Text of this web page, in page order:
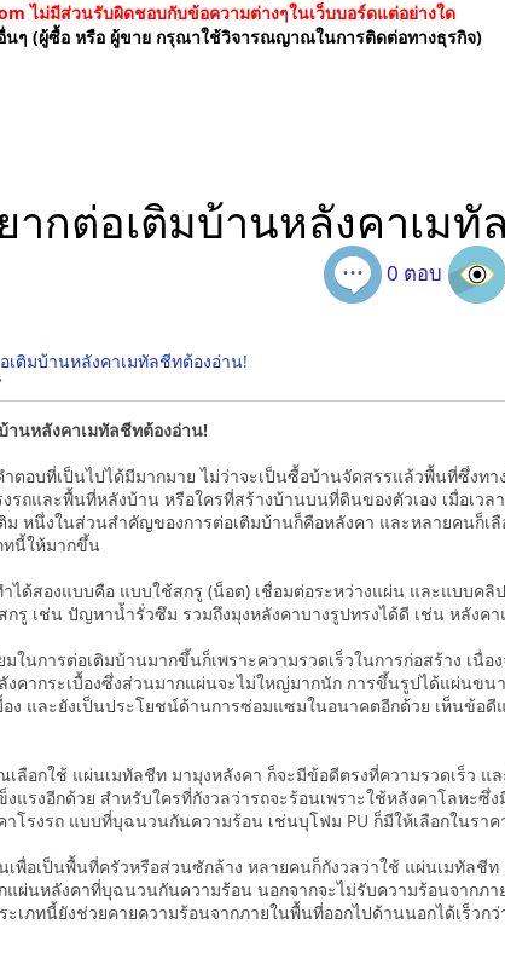
ไม่มีส่วนรับผิดชอบกับข้อความต่างๆในเว็บบอร์ดแต่อย่างใด
นๆ (ผู้ซื้อ หรือ ผู้ขาย กรุณาใช้วิจารณญาณในการติดต่อทางธุรกิจ)
ากต่อเติมบ้านหลังคาเม
0 ตอบ
เติมบ้านหลังคาเมทัลชีทต้องอ่าน!
านหลังคาเมทัลชีทต้องอ่าน!
ตอบที่เป็นไปได้มีมากมาย ไม่ว่าจะเป็นซื้อบ้านจัดสรรแล้วพื้นที่ซึ่งทา
รถและพื้นที่หลังบ้าน หรือใครที่สร้างบ้านบนที่ดินของตัวเอง เมื่อเว
ม หนึ่งในส่วนสำคัญของการต่อเติมบ้านก็คือหลังคา และหลายคนก็เ
ทนี้ให้มากขึ้น
ได้สองแบบคือ แบบใช้สกรู (น็อต) เชื่อมต่อระหว่างแผ่น และแบบคลิ
รู เช่น ปัญหาน้ำรั่วซึม รวมถึงมุงหลังคาบางรูปทรงได้ดี เช่น หลังคา
ในการต่อเติมบ้านมากขึ้นก็เพราะความรวดเร็วในการก่อสร้าง เนื่
งคากระเบื้องซึ่งส่วนมากแผ่นจะไม่ใหญ่มากนัก การขึ้นรูปได้แผ่นขน
อง และยังเป็นประโยชน์ด้านการซ่อมแซมในอนาคตอีกด้วย เห็นข้อดี
ลือกใช้ แผ่นเมทัลชีท มามุงหลังคา ก็จะมีข้อดีตรงที่ความรวดเร็ว แ
แรงอีกด้วย สำหรับใครที่กังวลว่ารถจะร้อนเพราะใช้หลังคาโลหะ
าโรงรถ แบบที่บุฉนวนกันความร้อน เช่นบุโฟม PU ก็มีให้เลือกในรา
ป็นพื้นที่ครัวหรือส่วนซักล้าง หลายคนก็กังวลว่าใช้ แผ่นเมทัลชีท
แผ่นหลังคาที่บุฉนวนกันความร้อน นอกจากจะไม่รับความร้อนจากภ
เภทนี้ยังช่วยคายความร้อนจากภายในพื้นที่ออกไปด้านนอกได้เร็วก